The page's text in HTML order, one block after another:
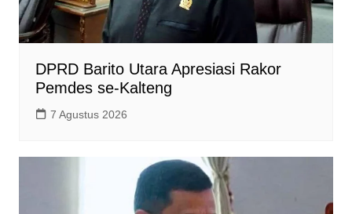
DPRD Barito Utara Apresiasi Rakor
Pemdes se-Kalteng
7 Agustus 2026